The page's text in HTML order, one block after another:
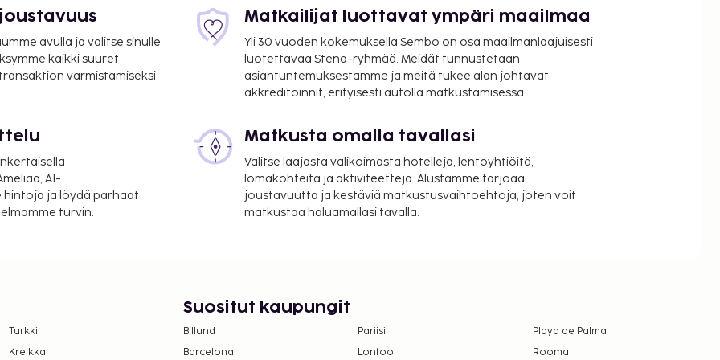
Victor
mi
on merkityt
maksut.
lapsen kanssa, pitää
avulla ja valitse sinulle
kaikki suuret
varmistamiseksi.
Matkailijat luottavat ympäri maailmaa
Yli 30 vuoden kokemuksella Sembo on osa maailmanlaajuisesti
luotettavaa Stena-ryhmää. Meidät tunnustetaan
asiantuntemuksestamme ja meitä tukee alan johtavat
akkreditoinnit, erityisesti autolla matkustamisessa.
AI-
ja löydä parhaat
turvin.
Matkusta omalla tavallasi
Valitse laajasta valikoimasta hotelleja, lentoyhtiöitä,
lomakohteita ja aktiviteetteja. Alustamme tarjoaa
joustavuutta ja kestäviä matkustusvaihtoehtoja, joten voit
matkustaa haluamallasi tavalla.
Turkki
Kreikka
Suositut kaupungit
Billund Pariisi
Playa de Palma
Barcelona
Lontoo
Rooma